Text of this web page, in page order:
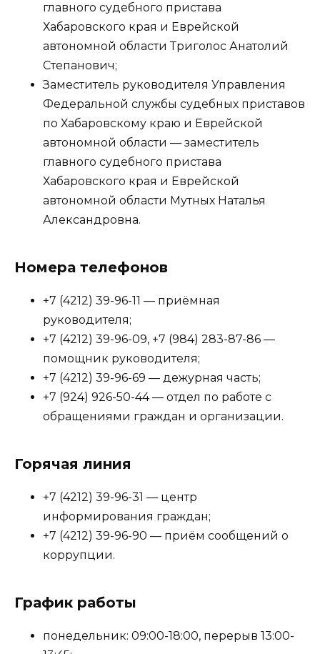
главного судебного пристава
Хабаровского края и Еврейской
автономной области Триголос Анатолий
Степанович;
Заместитель руководителя Управления
Федеральной службы судебных приставов
по Хабаровскому краю и Еврейской
автономной области — заместитель
главного судебного пристава
Хабаровского края и Еврейской
автономной области Мутных Наталья
Александровна.
Номера телефонов
+7 (4212) 39-96-11 — приёмная
руководителя;
+7 (4212) 39-96-09, +7 (984) 283-87-86 —
помощник руководителя;
+7 (4212) 39-96-69 — дежурная часть;
+7 (924) 926-50-44 — отдел по работе с
обращениями граждан и организации.
Горячая линия
+7 (4212) 39-96-31 — центр
информирования граждан;
+7 (4212) 39-96-90 — приём сообщений о
коррупции.
График работы
понедельник: 09:00-18:00, перерыв 13:00-